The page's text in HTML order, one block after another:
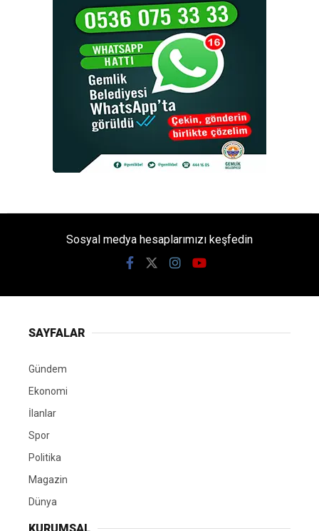
Sosyal medya hesaplarımızı keşfedin
SAYFALAR
Gündem
Ekonomi
İlanlar
Spor
Politika
Magazin
Dünya